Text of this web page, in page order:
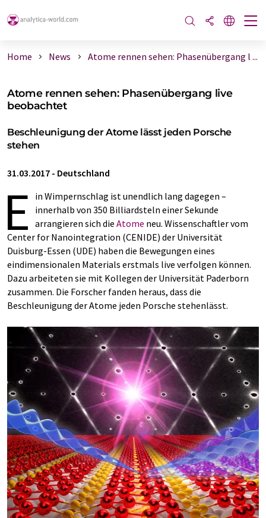
Home News Atome rennen sehen: Phasenübergang l ...
Atome rennen sehen: Phasenübergang live
beobachtet
Beschleunigung der Atome lässt jeden Porsche
stehen
31.03.2017 - Deutschland
E
in Wimpernschlag ist unendlich lang dagegen –
innerhalb von 350 Billiardsteln einer Sekunde
arrangieren sich die Atome neu. Wissenschaftler vom
Center for Nanointegration (CENIDE) der Universität
Duisburg-Essen (UDE) haben die Bewegungen eines
eindimensionalen Materials erstmals live verfolgen können.
Dazu arbeiteten sie mit Kollegen der Universität Paderborn
zusammen. Die Forscher fanden heraus, dass die
Beschleunigung der Atome jeden Porsche stehenlässt.